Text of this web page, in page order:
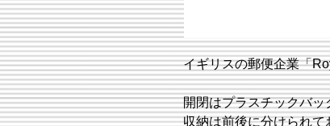
イギリスの郵便企業「
開閉はプラスチックバッ
収納は前後に分けられ